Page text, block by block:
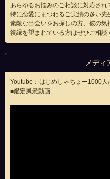
あらゆるお悩みのご相談に対応され
特に恋愛にまつわるご実績の多い先
素敵な出会いをお探しの方、彼の
復縁を望まれている方はぜひご相談
メディ
Youtube：はじめしゃちょー1000人
■鑑定風景動画